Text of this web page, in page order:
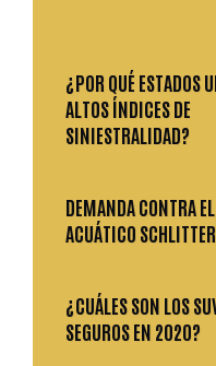
¿POR QUÉ ESTADOS
ALTOS ÍNDICES DE
SINIESTRALIDAD?
DEMANDA CONTRA
ACUÁTICO
¿CUÁLES SON LOS
SEGUROS EN 2020?